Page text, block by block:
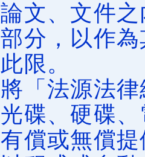
論文、文件
部分，以作
此限。
將「法源法
光碟、硬碟
有償或無償